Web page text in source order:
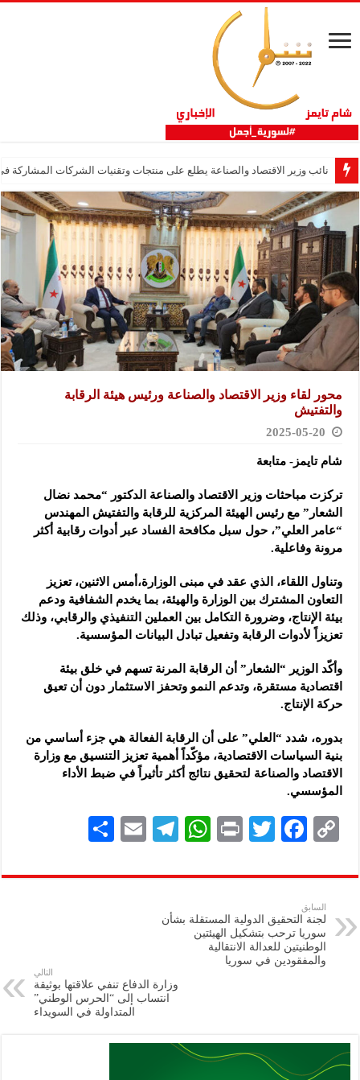
نائب وزير الاقتصاد والصناعة يطلع على منتجات وتقنيات الشركات المشاركة في
محور لقاء وزير الاقتصاد والصناعة ورئيس هيئة الرقابة
والتفتيش
2025-05-20
شام تايمز- متابعة
تركزت مباحثات وزير الاقتصاد والصناعة الدكتور “محمد نضال
الشعار” مع رئيس الهيئة المركزية للرقابة والتفتيش المهندس
“عامر العلي”،حول سبل مكافحة الفساد عبر أدوات رقابية أكثر
مرونة وفاعلية.
وتناول اللقاء، الذي عقد في مبنى الوزارة،أمس الاثنين، تعزيز
التعاون المشترك بين الوزارة والهيئة، بما يخدم الشفافية ودعم
بيئة الإنتاج، وضرورة التكامل بين العملين التنفيذي والرقابي، وذلك
تعزيزاً لأدوات الرقابة وتفعيل تبادل البيانات المؤسسية.
وأكّد الوزير “الشعار” أن الرقابة المرنة تسهم في خلق بيئة
اقتصادية مستقرة، وتدعم النمو وتحفز الاستثمار دون أن تعيق
حركة الإنتاج.
بدوره، شدد “العلي” على أن الرقابة الفعالة هي جزء أساسي من
بنية السياسات الاقتصادية، مؤكّداً أهمية تعزيز التنسيق مع وزارة
الاقتصاد والصناعة لتحقيق نتائج أكثر تأثيراً في ضبط الأداء
المؤسسي.
C
p
y
Li
n
F
eb
k
T
tt
P
nt
W
at
A
p
Te
gr
E
ai
ar
السابق
لجنة التحقيق الدولية المستقلة بشأن
سوريا ترحب بتشكيل الهيئتين
الوطنيتين للعدالة الانتقالية
والمفقودين في سوريا
التالي
وزارة الدفاع تنفي علاقتها بوثيقة
انتساب إلى “الحرس الوطني”
المتداولة في السويداء